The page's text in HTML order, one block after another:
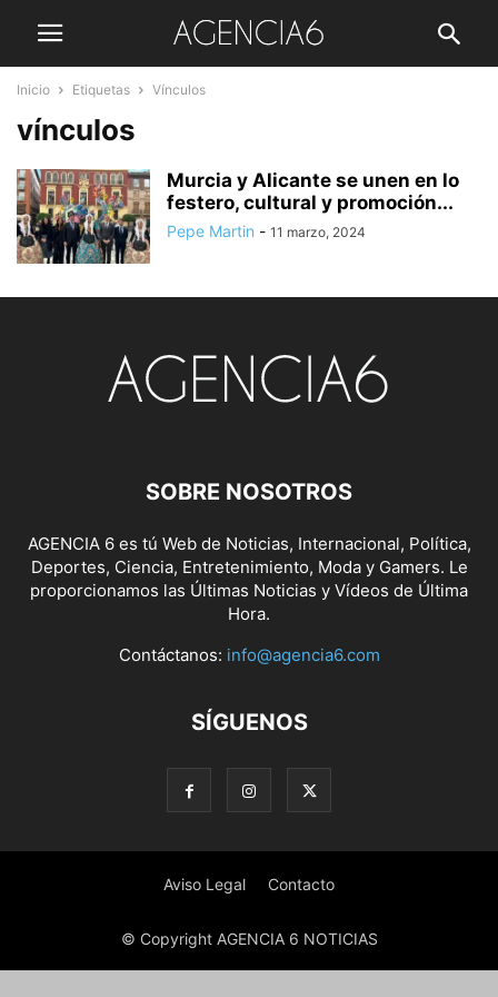
Inicio Etiquetas Vínculos
vínculos
Murcia y Alicante se unen en lo
festero, cultural y promoción...
Pepe Martin - 11 marzo, 2024
SOBRE NOSOTROS
AGENCIA 6 es tú Web de Noticias, Internacional, Política,
Deportes, Ciencia, Entretenimiento, Moda y Gamers. Le
proporcionamos las Últimas Noticias y Vídeos de Última
Hora.
Contáctanos: info@agencia6.com
SÍGUENOS
Aviso Legal Contacto
© Copyright AGENCIA 6 NOTICIAS